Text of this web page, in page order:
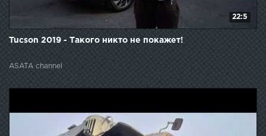
22:5
Tucson 2019 - Такого никто не покажет!
ASATA channel